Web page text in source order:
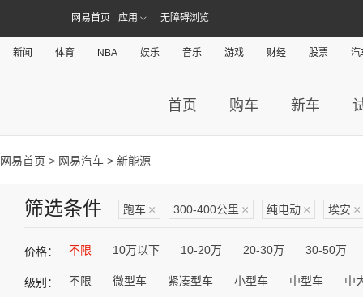
网易首页 应用 无障碍浏览
新闻 体育 NBA 娱乐 音乐 游戏 财经 股票 汽
首页 购车 新车
网易首页 > 网易汽车 > 新能源
筛选条件 跑车 × 300-400公里 × 纯电动 × 埃安 ×
价格： 不限 10万以下 10-20万 20-30万 30-50万
级别： 不限 微型车 紧凑型车 小型车 中型车 中